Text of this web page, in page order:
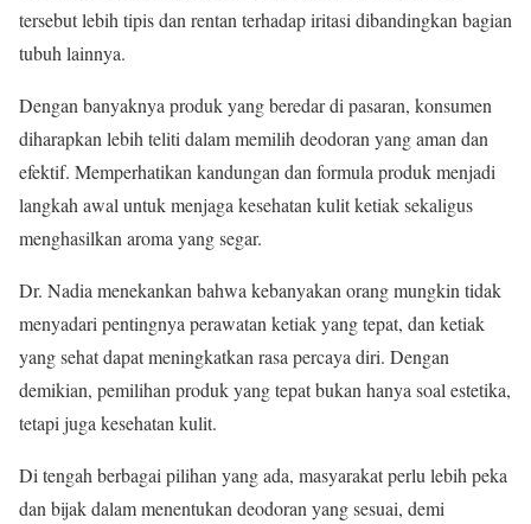
tersebut lebih tipis dan rentan terhadap iritasi dibandingkan bagian
tubuh lainnya.
Dengan banyaknya produk yang beredar di pasaran, konsumen
diharapkan lebih teliti dalam memilih deodoran yang aman dan
efektif. Memperhatikan kandungan dan formula produk menjadi
langkah awal untuk menjaga kesehatan kulit ketiak sekaligus
menghasilkan aroma yang segar.
Dr. Nadia menekankan bahwa kebanyakan orang mungkin tidak
menyadari pentingnya perawatan ketiak yang tepat, dan ketiak
yang sehat dapat meningkatkan rasa percaya diri. Dengan
demikian, pemilihan produk yang tepat bukan hanya soal estetika,
tetapi juga kesehatan kulit.
Di tengah berbagai pilihan yang ada, masyarakat perlu lebih peka
dan bijak dalam menentukan deodoran yang sesuai, demi